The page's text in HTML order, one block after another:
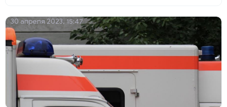
30 апреля 2023, 15:47